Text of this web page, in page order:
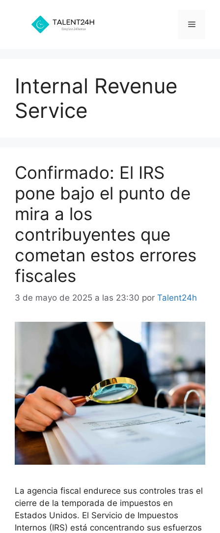
contenido
Menú
Internal Revenue
Service
Confirmado: El IRS
pone bajo el punto de
mira a los
contribuyentes que
cometan estos errores
fiscales
3 de mayo de 2025 a las 23:30 por Talent24h
La agencia fiscal endurece sus controles tras el
cierre de la temporada de impuestos en
Estados Unidos. El Servicio de Impuestos
Internos (IRS) está concentrando sus esfuerzos